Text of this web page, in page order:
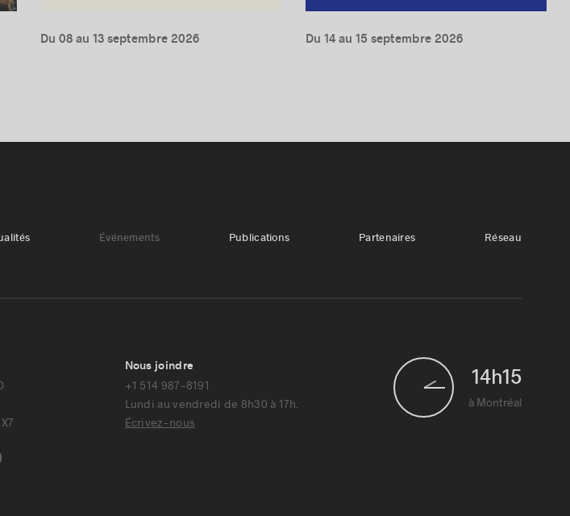
Du 08 au 13 septembre 2026 Du 14 au 15 septembre 2026
Événements Publications Partenaires Réseau
Nous joindre
+1 514 987-8191
Lundi au vendredi de 8h30 à 17h.
Écrivez-nous
14h15
à Montréal